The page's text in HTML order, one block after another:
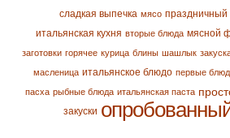
сладкая выпечка мясо праздничный
итальянская кухня вторые блюда мясной
заготовки горячее курица блины шашлык
масленица итальянское блюдо первые
пасха рыбные блюда итальянская паста
закуски